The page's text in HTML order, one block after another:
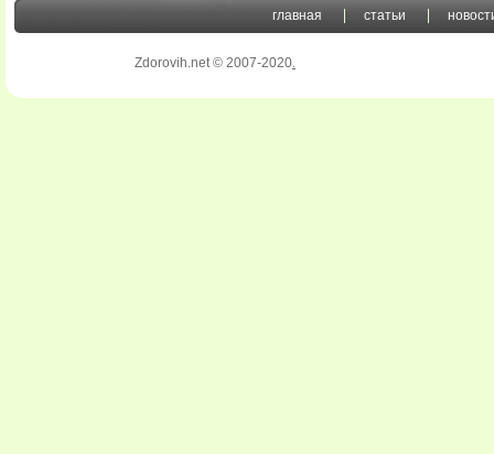
главная статьи
Zdorovih.net © 2007-2020